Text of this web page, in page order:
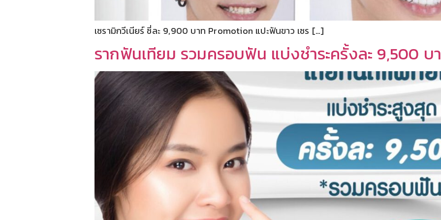
เซรามิกวีเนียร์ ซี่ละ 9,900 บาท Promotion แปะฟันขาว เซร […]
รากฟันเทียม รวมครอบฟัน แบ่งชำระครั้งละ 9,500 บ